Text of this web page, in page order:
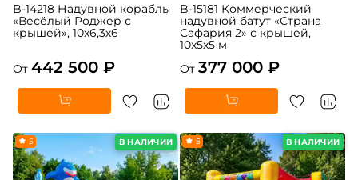
B-14218 Надувной корабль
«Весёлый Роджер с
крышей», 10х6,3х6
От 442 500 ₽
B-15181 Коммерческий
надувной батут «Страна
Сафария 2» с крышей,
10x5x5 м
От 377 000 ₽
В НАЛИЧИИ
5 В НАЛИЧИИ
5